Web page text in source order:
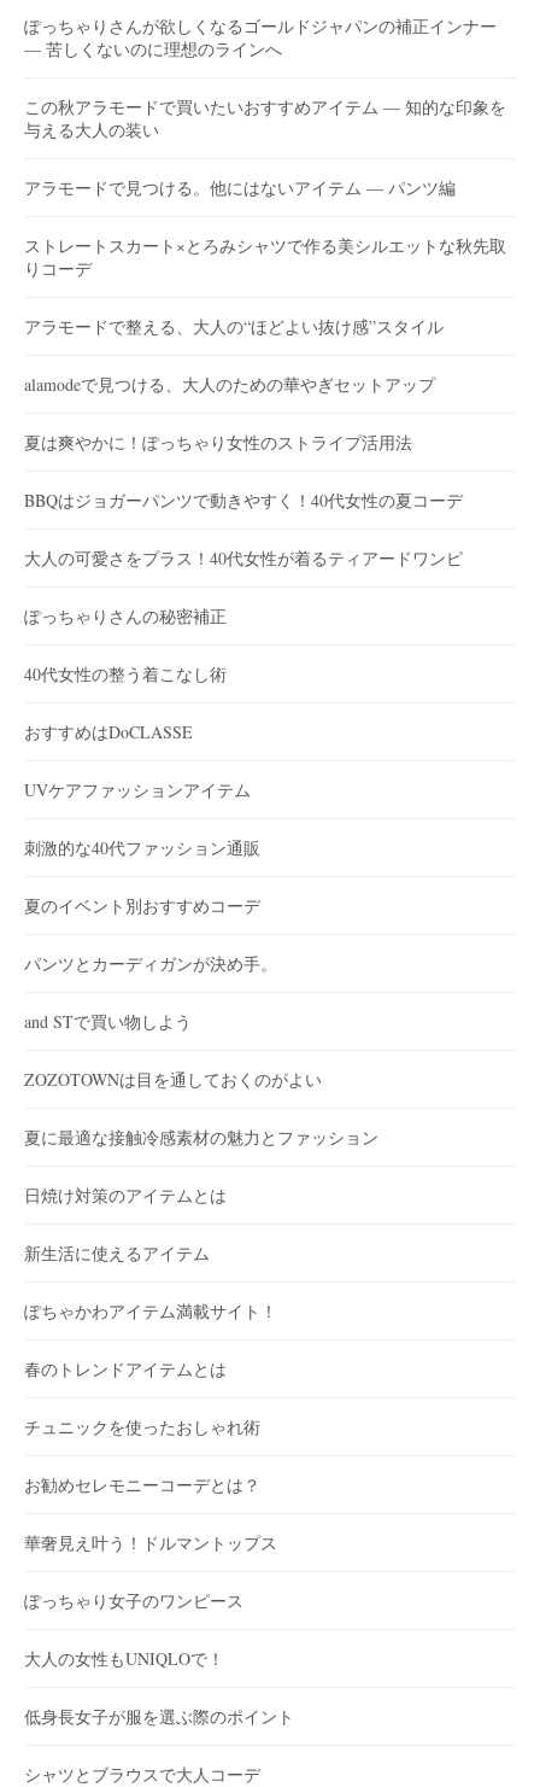
ぽっちゃりさんが欲しくなるゴールドジャパンの補正インナー
― 苦しくないのに理想のラインへ
この秋アラモードで買いたいおすすめアイテム ― 知的な印象を
与える大人の装い
アラモードで見つける。他にはないアイテム ― パンツ編
ストレートスカート×とろみシャツで作る美シルエットな秋先取
りコーデ
アラモードで整える、大人の“ほどよい抜け感”スタイル
alamodeで見つける、大人のための華やぎセットアップ
夏は爽やかに！ぽっちゃり女性のストライプ活用法
BBQはジョガーパンツで動きやすく！40代女性の夏コーデ
大人の可愛さをプラス！40代女性が着るティアードワンピ
ぽっちゃりさんの秘密補正
40代女性の整う着こなし術
おすすめはDoCLASSE
UVケアファッションアイテム
刺激的な40代ファッション通販
夏のイベント別おすすめコーデ
パンツとカーディガンが決め手。
and STで買い物しよう
ZOZOTOWNは目を通しておくのがよい
夏に最適な接触冷感素材の魅力とファッション
日焼け対策のアイテムとは
新生活に使えるアイテム
ぽちゃかわアイテム満載サイト！
春のトレンドアイテムとは
チュニックを使ったおしゃれ術
お勧めセレモニーコーデとは？
華奢見え叶う！ドルマントップス
ぽっちゃり女子のワンピース
大人の女性もUNIQLOで！
低身長女子が服を選ぶ際のポイント
シャツとブラウスで大人コーデ